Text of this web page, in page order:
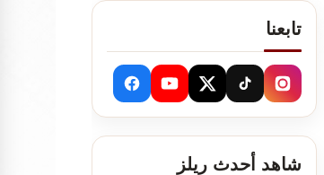
يجذب العملاء ويرفع…
تابعنا
شاهد أحدث ريلز